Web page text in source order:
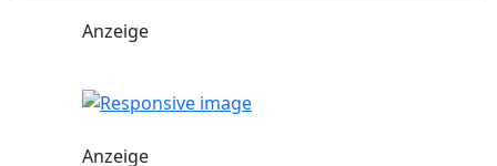
Anzeige
Anzeige